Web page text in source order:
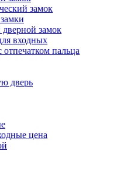
замок
замок
входных
пальца
дверь
цена